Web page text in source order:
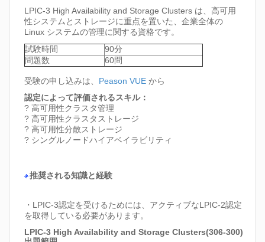
LPIC-3 High Availability and Storage Clusters は、高可用
性システムとストレージに重点を置いた、企業全体の
Linux システムの管理に関する資格です。
試験時間
90分
問題数
60問
受験の申し込みは、 Peason VUE から
認定によって評価されるスキル：
? 高可用性クラスタ管理
? 高可用性クラスタストレージ
? 高可用性分散ストレージ
? シングルノードハイアベイラビリティ
推奨される知識と経験
・LPIC-3認定を受けるためには、アクティブなLPIC-2認定
を取得している必要があります。
LPIC-3 High Availability and Storage Clusters(306-300)